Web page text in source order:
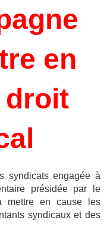
en
droit
syndicats engagée à
présidée par le
mettre en cause les
syndicaux et des